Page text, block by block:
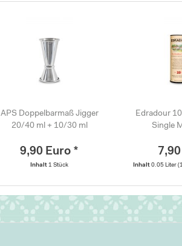
APS Doppelbarmaß Jigger
20/40 ml + 10/30 ml
9,90 Euro *
Inhalt1 Stück
Edradour
Single
Inhalt0.05 Liter